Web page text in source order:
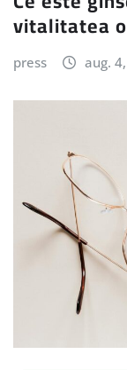
vitalitatea
press aug.